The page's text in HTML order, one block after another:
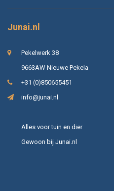
Junai.nl
Pekelwerk 38
9663AW Nieuwe Pekela
+31 (0)850655451
info@junai.nl
Alles voor tuin en dier
Gewoon bij Junai.nl